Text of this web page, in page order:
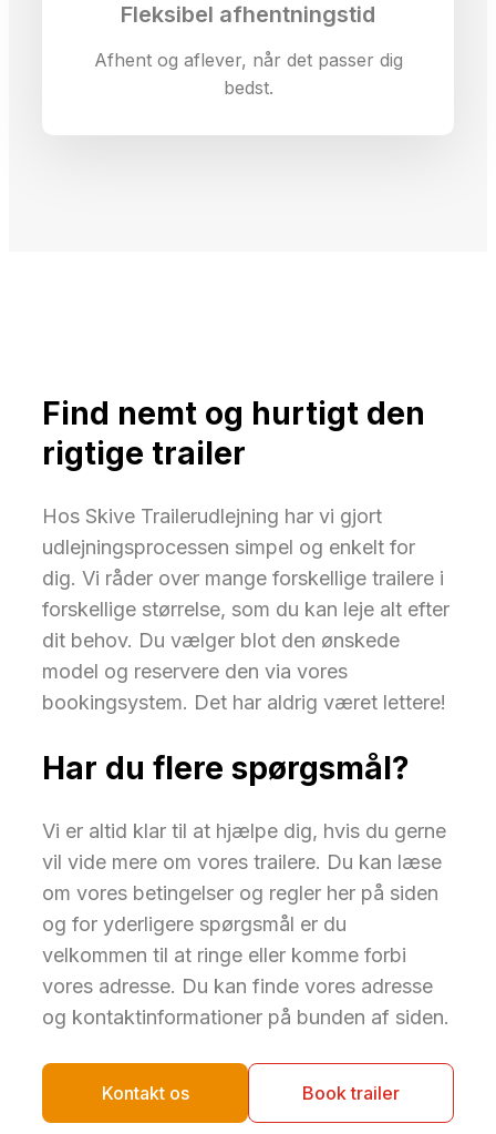
Fleksibel afhentningstid
Afhent og aflever, når det passer dig
bedst.
Find nemt og hurtigt den
rigtige trailer
Hos Skive Trailerudlejning har vi gjort
udlejningsprocessen simpel og enkelt for
dig. Vi råder over mange forskellige trailere i
forskellige størrelse, som du kan leje alt efter
dit behov. Du vælger blot den ønskede
model og reservere den via vores
bookingsystem. Det har aldrig været lettere!
Har du flere spørgsmål?
Vi er altid klar til at hjælpe dig, hvis du gerne
vil vide mere om vores trailere. Du kan læse
om vores betingelser og regler her på siden
og for yderligere spørgsmål er du
velkommen til at ringe eller komme forbi
vores adresse. Du kan finde vores adresse
og kontaktinformationer på bunden af siden.
Kontakt os Book trailer